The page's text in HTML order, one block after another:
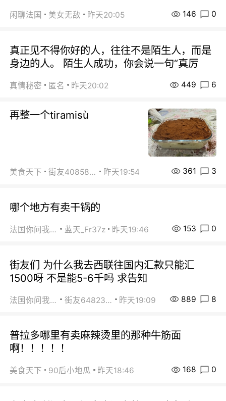
闲聊法国 美女无敌 昨天20:05 146 0
真正见不得你好的人，往往不是陌生人，而是
身边的人。 陌生人成功，你会说一句“真厉
真情秘密 匿名 昨天20:02 449 6
再整一个tiramisù
美食天下 街友40858442 昨天19:54 361 3
哪个地方有卖干锅的
法国你问我答 蓝天_Fr37z 昨天19:46 153 0
街友们 为什么我去西联往国内汇款只能汇
1500呀 不是能5-6千吗 求告知
法国你问我答 街友64823891 昨天19:09 889 8
普拉多哪里有卖麻辣烫里的那种牛筋面
啊！！！！！
美食天下 90后小地瓜 昨天18:46 168 0